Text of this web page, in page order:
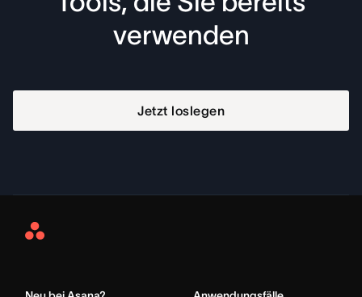
verwenden
Jetzt loslegen
Asana